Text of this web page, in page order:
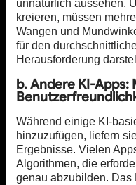
unnatürlich aussehen.
kreieren, müssen
Wangen und
für den
Herausforderung
b. Andere KI-Apps:
Während einige KI-
hinzuzufügen, liefern
Ergebnisse. Vielen
Algorithmen, die
genau abzubilden. Das